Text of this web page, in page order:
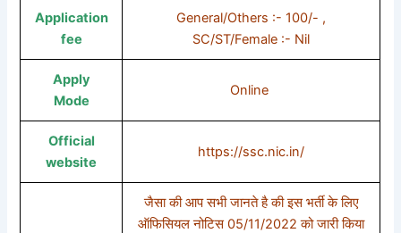
Application
fee
General/Others :- 100/- ,
SC/ST/Female :- Nil
Apply
Mode
Online
Official
website
https://ssc.nic.in/
जैसा की आप सभी जानते है की इस भर्ती के लिए
ऑफिसियल नोटिस 05/11/2022 को जारी किया